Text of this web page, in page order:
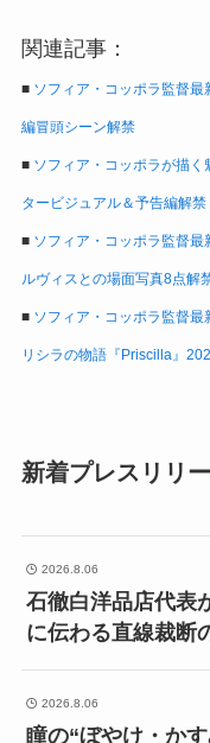
関連記事：
■ ソフィア・コッポラ監督
編冒頭シーン解禁
■ ソフィア・コッポラが描
タービジュアル＆予告編解禁
■ ソフィア・コッポラ監督
ルヴィスとの場面写真8点解
■ ソフィア・コッポラ監督
リシラの物語『Priscilla』
新着プレスリリ
2026.8.06
石徹白洋品店代
に伝わる直線裁断
2026.8.06
瞳の“ぼやけ・か